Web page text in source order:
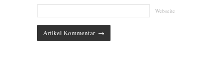
Webseite